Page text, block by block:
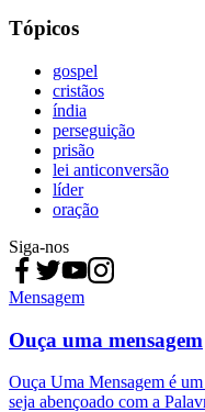
Tópicos
gospel
cristãos
índia
perseguição
prisão
lei anticonversão
líder
oração
Siga-nos
Mensagem
Ouça uma mensagem
Ouça Uma Mensagem é
seja abençoado com a